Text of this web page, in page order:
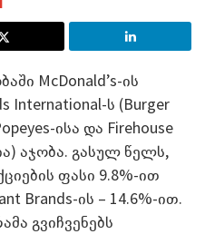
McDonald’s-ის
International-ს (Burger
ისა და Firehouse
აჯობა. გასულ წელს,
ფასი 9.8%-ით
Brands-ის – 14.6%-ით.
გვიჩვენებს